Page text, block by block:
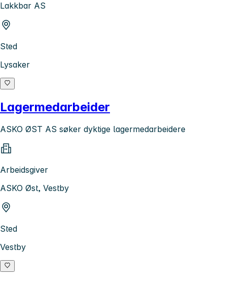
Lakkbar AS
Sted
Lysaker
Lagermedarbeider
ASKO ØST AS søker dyktige lagermedarbeidere
Arbeidsgiver
ASKO Øst, Vestby
Sted
Vestby